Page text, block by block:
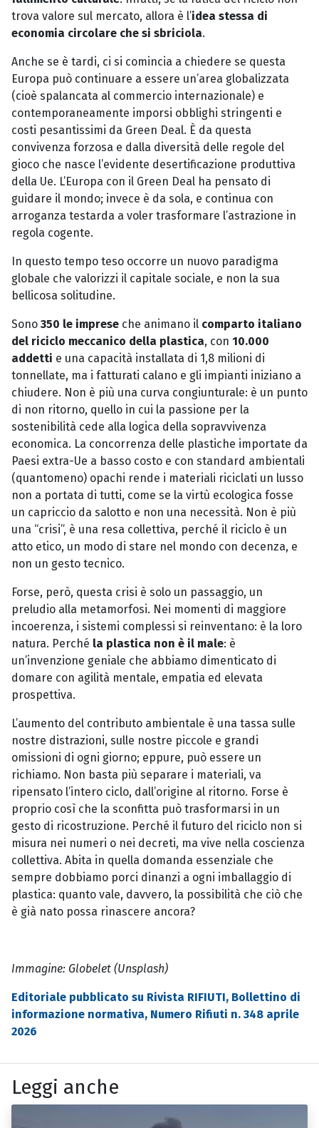
trova valore sul mercato, allora è l’idea stessa di
economia circolare che si sbriciola.
Anche se è tardi, ci si comincia a chiedere se questa
Europa può continuare a essere un’area globalizzata
(cioè spalancata al commercio internazionale) e
contemporaneamente imporsi obblighi stringenti e
costi pesantissimi da Green Deal. È da questa
convivenza forzosa e dalla diversità delle regole del
gioco che nasce l’evidente desertificazione produttiva
della Ue. L’Europa con il Green Deal ha pensato di
guidare il mondo; invece è da sola, e continua con
arroganza testarda a voler trasformare l’astrazione in
regola cogente.
In questo tempo teso occorre un nuovo paradigma
globale che valorizzi il capitale sociale, e non la sua
bellicosa solitudine.
Sono 350 le imprese che animano il comparto italiano
del riciclo meccanico della plastica, con 10.000
addetti e una capacità installata di 1,8 milioni di
tonnellate, ma i fatturati calano e gli impianti iniziano a
chiudere. Non è più una curva congiunturale: è un punto
di non ritorno, quello in cui la passione per la
sostenibilità cede alla logica della sopravvivenza
economica. La concorrenza delle plastiche importate da
Paesi extra-Ue a basso costo e con standard ambientali
(quantomeno) opachi rende i materiali riciclati un lusso
non a portata di tutti, come se la virtù ecologica fosse
un capriccio da salotto e non una necessità. Non è più
una “crisi”, è una resa collettiva, perché il riciclo è un
atto etico, un modo di stare nel mondo con decenza, e
non un gesto tecnico.
Forse, però, questa crisi è solo un passaggio, un
preludio alla metamorfosi. Nei momenti di maggiore
incoerenza, i sistemi complessi si reinventano: è la loro
natura. Perché la plastica non è il male: è
un’invenzione geniale che abbiamo dimenticato di
domare con agilità mentale, empatia ed elevata
prospettiva.
L’aumento del contributo ambientale è una tassa sulle
nostre distrazioni, sulle nostre piccole e grandi
omissioni di ogni giorno; eppure, può essere un
richiamo. Non basta più separare i materiali, va
ripensato l’intero ciclo, dall’origine al ritorno. Forse è
proprio così che la sconfitta può trasformarsi in un
gesto di ricostruzione. Perché il futuro del riciclo non si
misura nei numeri o nei decreti, ma vive nella coscienza
collettiva. Abita in quella domanda essenziale che
sempre dobbiamo porci dinanzi a ogni imballaggio di
plastica: quanto vale, davvero, la possibilità che ciò che
è già nato possa rinascere ancora?
Immagine: Globelet (Unsplash)
Editoriale pubblicato su Rivista RIFIUTI, Bollettino di
informazione normativa, Numero Rifiuti n. 348 aprile
2026
Leggi anche